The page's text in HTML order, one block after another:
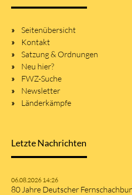
Seitenübersicht
Kontakt
Satzung & Ordnungen
Neu hier?
FWZ-Suche
Newsletter
Länderkämpfe
Letzte Nachrichten
06.08.2026 14:26
80 Jahre Deutscher